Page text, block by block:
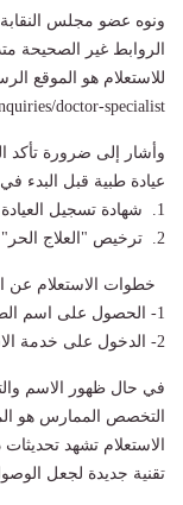
ونوه عضو مجلس
الروابط غير الصحيحة
للاستعلام هو الموقع
doctor-specialist
وأشار إلى ضرورة
عيادة طبية قبل البدء
1. شهادة تسجيل العيادة الصادرة عن نقابة الأطباء.
2. ترخيص "العلاج الحر" الصادر عن
خطوات الاستعلام عن
1- الحصول على اسم الطبيب المدون في شهادة تسجيل العيادة.
2- الدخول على خدمة الاستعلام الرسمية بنقابة الأطباء.
في حال ظهور الاسم
التخصص الممارس هو
الاستعلام تشهد
تقنية جديدة لجعل